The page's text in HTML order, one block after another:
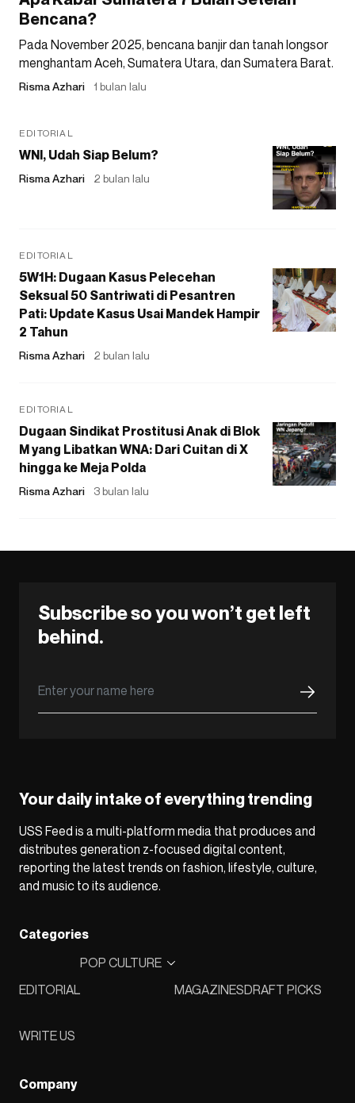
Bencana?
Pada November 2025, bencana banjir dan tanah longsor
menghantam Aceh, Sumatera Utara, dan Sumatera Barat.
Risma Azhari 1 bulan lalu
EDITORIAL
WNI, Udah Siap Belum?
Risma Azhari 2 bulan lalu
EDITORIAL
5W1H: Dugaan Kasus Pelecehan
Seksual 50 Santriwati di Pesantren
Pati: Update Kasus Usai Mandek Hampir
2 Tahun
Risma Azhari 2 bulan lalu
EDITORIAL
Dugaan Sindikat Prostitusi Anak di Blok
M yang Libatkan WNA: Dari Cuitan di X
hingga ke Meja Polda
Risma Azhari 3 bulan lalu
Subscribe so you won’t get left
behind.
Your daily intake of everything trending
USS Feed is a multi-platform media that produces and
distributes generation z-focused digital content,
reporting the latest trends on fashion, lifestyle, culture,
and music to its audience.
Categories
EDITORIAL
POP CULTURE
MAGAZINESDRAFT PICKS
WRITE US
Company